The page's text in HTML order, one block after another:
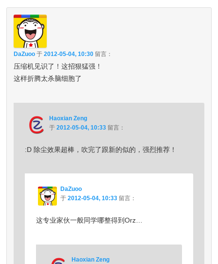
DaZuoo 于2012-05-04, 10:30 留言：
压缩机见识了！这招狠猛强！
这样折腾太杀脑细胞了
Haoxian Zeng
于2012-05-04, 10:33 留言：
:D 除尘效果超棒，吹完了跟新的似的，强烈推荐！
DaZuoo
于 2012-05-04, 10:33 留言：
这专业家伙一般同学哪整得到Orz…
Haoxian Zeng